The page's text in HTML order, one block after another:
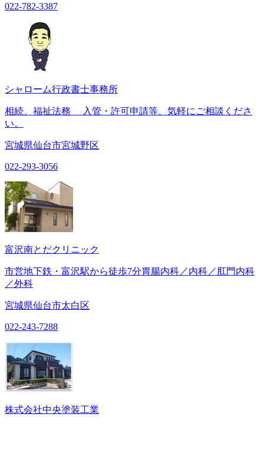
022-782-3387
シャローム行政書士事務所
相続、福祉法務 入管・許可申請等、気軽にご相談くださ
い。
宮城県仙台市宮城野区
022-293-3056
富沢南とだクリニック
市営地下鉄・富沢駅から徒歩7分胃腸内科／内科／肛門内科
／外科
宮城県仙台市太白区
022-243-7288
株式会社中央塗装工業